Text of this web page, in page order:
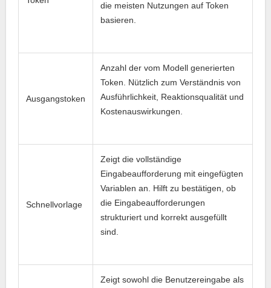
die meisten Nutzungen auf Token
basieren.
Ausgangstoken
Anzahl der vom Modell generierten
Token. Nützlich zum Verständnis von
Ausführlichkeit, Reaktionsqualität und
Kostenauswirkungen.
Schnellvorlage
Zeigt die vollständige
Eingabeaufforderung mit eingefügten
Variablen an. Hilft zu bestätigen, ob
die Eingabeaufforderungen
strukturiert und korrekt ausgefüllt
sind.
Zeigt sowohl die Benutzereingabe als